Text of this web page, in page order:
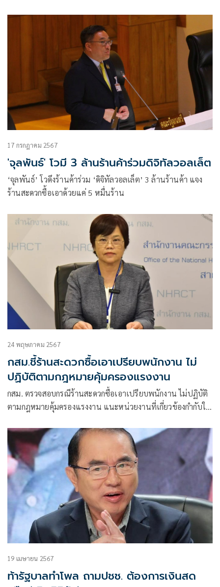
17 กรกฎาคม 2567
'จุลพันธ์' โวมี 3 ล้านร้านค้าร่วมดิจิทัลวอลเล็ต
‘จุลพันธ์’ โวดึงร้านค้าร่วม ‘ดิจิทัลวอลเล็ต’ 3 ล้านร้านค้า แจง
ร้านสะดวกซื้อเอาด้วยแค่ 5 หมื่นร้าน
24 พฤษภาคม 2567
กสม.ชี้ร้านสะดวกซื้อเอาเปรียบพนักงาน ไม่
ปฏิบัติตามกฎหมายคุ้มครองแรงงาน
กสม. ตรวจสอบกรณีร้านสะดวกซื้อเอาเปรียบพนักงาน ไม่ปฏิบัติ
ตามกฎหมายคุ้มครองแรงงาน แนะหน่วยงานที่เกี่ยวข้องกำกับให้
19 เมษายน 2567
ท้ารัฐบาลทำโพล ถามปชช. ต้องการเงินสด